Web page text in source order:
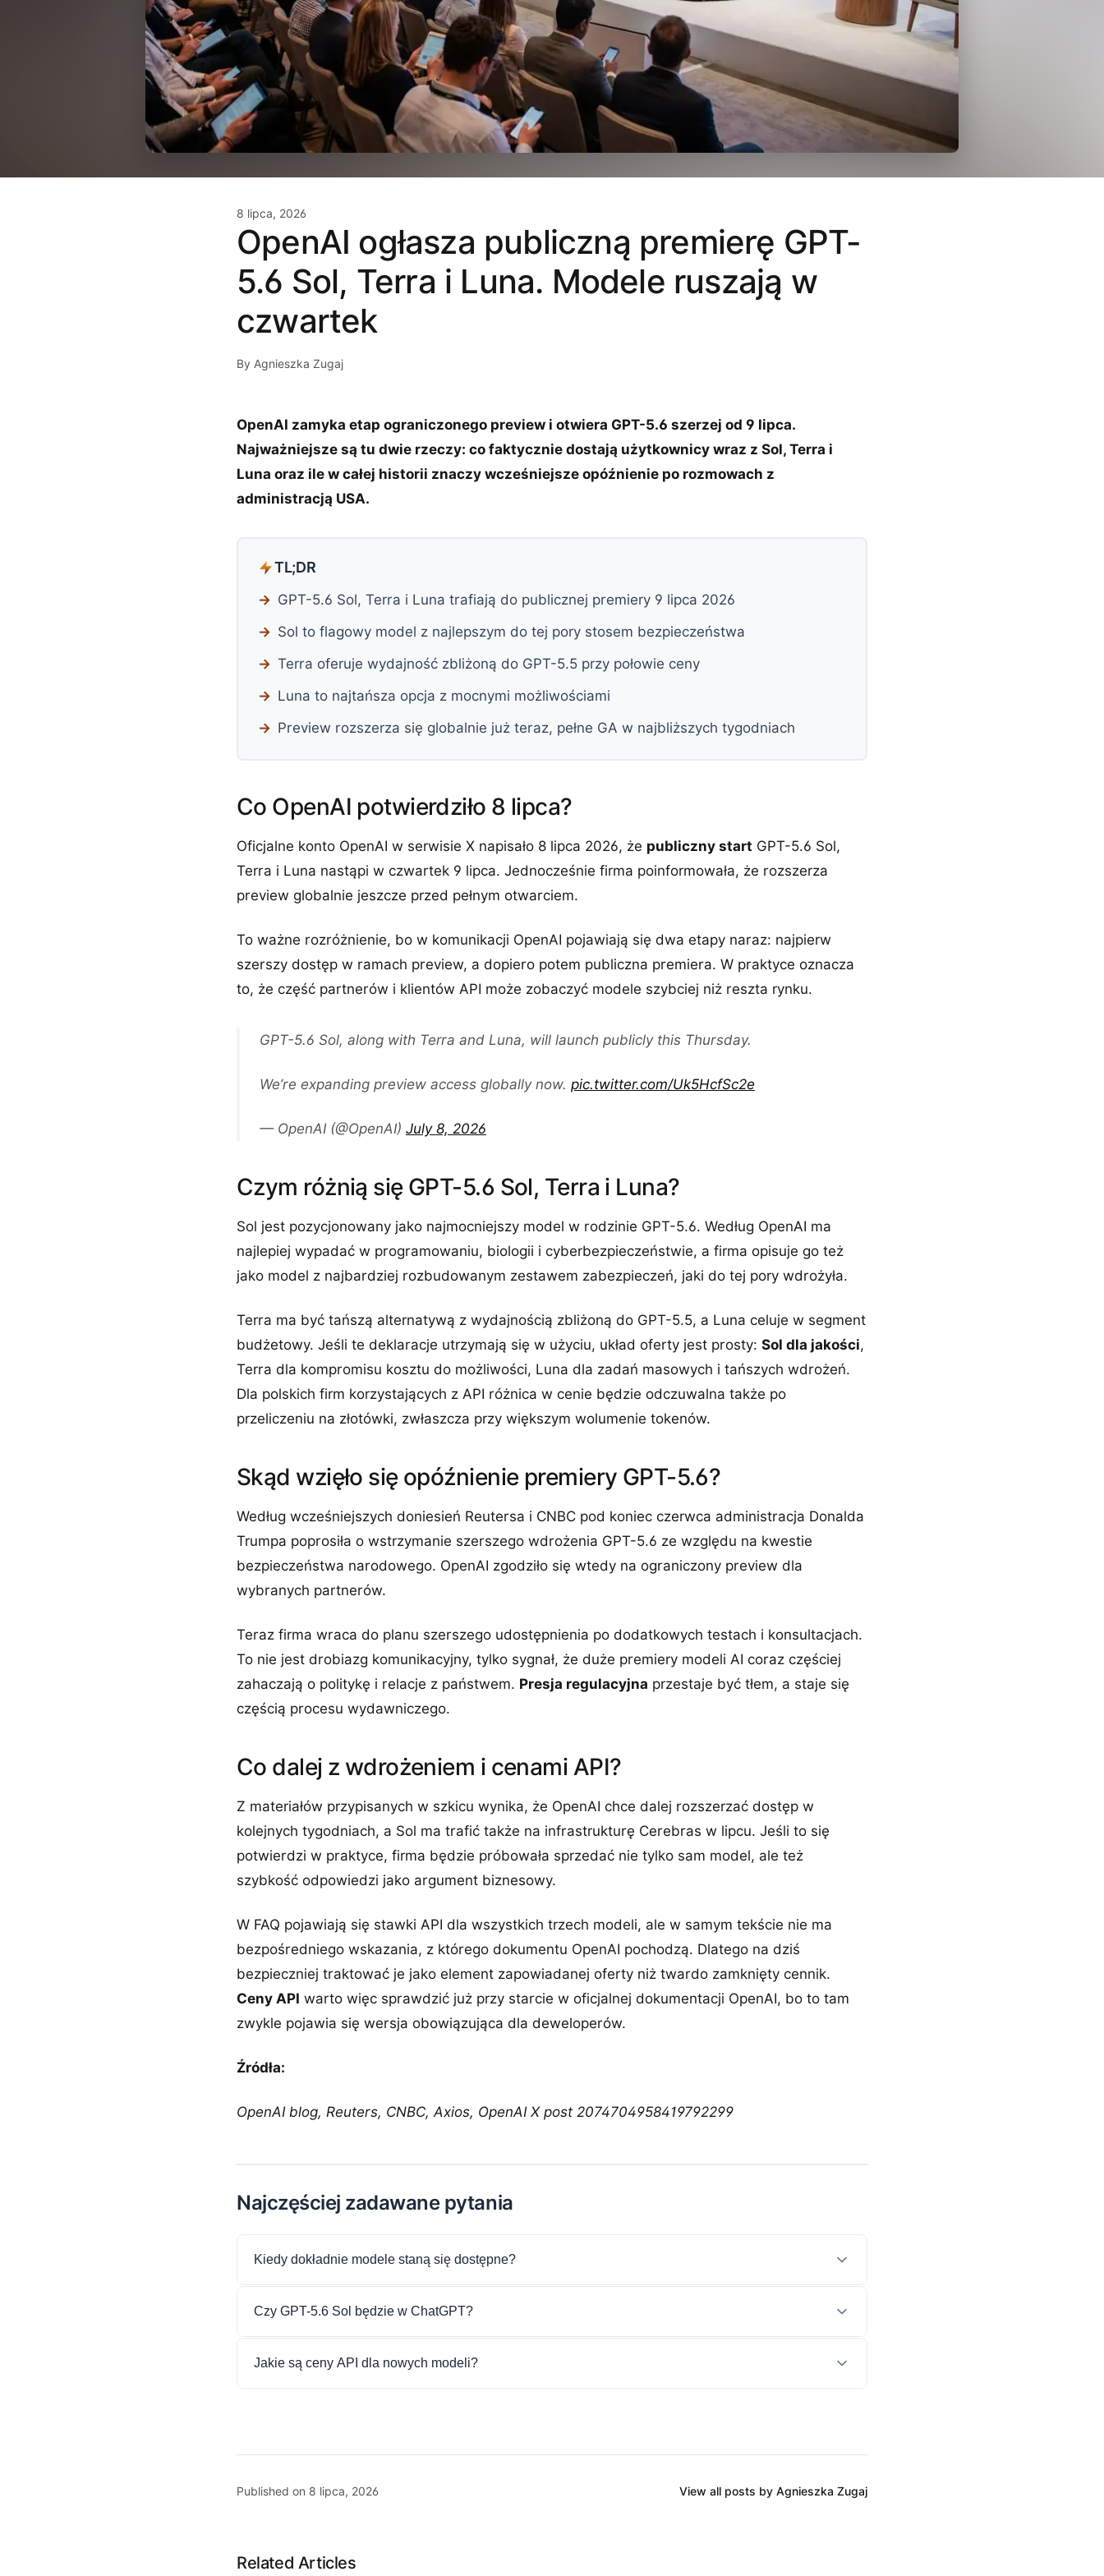
8 lipca, 2026
OpenAI ogłasza publiczną premierę GPT-
5.6 Sol, Terra i Luna. Modele ruszają w
czwartek
By Agnieszka Zugaj
OpenAI zamyka etap ograniczonego preview i otwiera GPT-5.6 szerzej od 9 lipca.
Najważniejsze są tu dwie rzeczy: co faktycznie dostają użytkownicy wraz z Sol, Terra i
Luna oraz ile w całej historii znaczy wcześniejsze opóźnienie po rozmowach z
administracją USA.
TL;DR
GPT-5.6 Sol, Terra i Luna trafiają do publicznej premiery 9 lipca 2026
Sol to flagowy model z najlepszym do tej pory stosem bezpieczeństwa
Terra oferuje wydajność zbliżoną do GPT-5.5 przy połowie ceny
Luna to najtańsza opcja z mocnymi możliwościami
Preview rozszerza się globalnie już teraz, pełne GA w najbliższych tygodniach
Co OpenAI potwierdziło 8 lipca?
Oficjalne konto OpenAI w serwisie X napisało 8 lipca 2026, że publiczny start GPT-5.6 Sol,
Terra i Luna nastąpi w czwartek 9 lipca. Jednocześnie firma poinformowała, że rozszerza
preview globalnie jeszcze przed pełnym otwarciem.
To ważne rozróżnienie, bo w komunikacji OpenAI pojawiają się dwa etapy naraz: najpierw
szerszy dostęp w ramach preview, a dopiero potem publiczna premiera. W praktyce oznacza
to, że część partnerów i klientów API może zobaczyć modele szybciej niż reszta rynku.
GPT-5.6 Sol, along with Terra and Luna, will launch publicly this Thursday.
We’re expanding preview access globally now. pic.twitter.com/Uk5HcfSc2e
— OpenAI (@OpenAI) July 8, 2026
Czym różnią się GPT-5.6 Sol, Terra i Luna?
Sol jest pozycjonowany jako najmocniejszy model w rodzinie GPT-5.6. Według OpenAI ma
najlepiej wypadać w programowaniu, biologii i cyberbezpieczeństwie, a firma opisuje go też
jako model z najbardziej rozbudowanym zestawem zabezpieczeń, jaki do tej pory wdrożyła.
Terra ma być tańszą alternatywą z wydajnością zbliżoną do GPT-5.5, a Luna celuje w segment
budżetowy. Jeśli te deklaracje utrzymają się w użyciu, układ oferty jest prosty: Sol dla jakości,
Terra dla kompromisu kosztu do możliwości, Luna dla zadań masowych i tańszych wdrożeń.
Dla polskich firm korzystających z API różnica w cenie będzie odczuwalna także po
przeliczeniu na złotówki, zwłaszcza przy większym wolumenie tokenów.
Skąd wzięło się opóźnienie premiery GPT-5.6?
Według wcześniejszych doniesień Reutersa i CNBC pod koniec czerwca administracja Donalda
Trumpa poprosiła o wstrzymanie szerszego wdrożenia GPT-5.6 ze względu na kwestie
bezpieczeństwa narodowego. OpenAI zgodziło się wtedy na ograniczony preview dla
wybranych partnerów.
Teraz firma wraca do planu szerszego udostępnienia po dodatkowych testach i konsultacjach.
To nie jest drobiazg komunikacyjny, tylko sygnał, że duże premiery modeli AI coraz częściej
zahaczają o politykę i relacje z państwem. Presja regulacyjna przestaje być tłem, a staje się
częścią procesu wydawniczego.
Co dalej z wdrożeniem i cenami API?
Z materiałów przypisanych w szkicu wynika, że OpenAI chce dalej rozszerzać dostęp w
kolejnych tygodniach, a Sol ma trafić także na infrastrukturę Cerebras w lipcu. Jeśli to się
potwierdzi w praktyce, firma będzie próbowała sprzedać nie tylko sam model, ale też
szybkość odpowiedzi jako argument biznesowy.
W FAQ pojawiają się stawki API dla wszystkich trzech modeli, ale w samym tekście nie ma
bezpośredniego wskazania, z którego dokumentu OpenAI pochodzą. Dlatego na dziś
bezpieczniej traktować je jako element zapowiadanej oferty niż twardo zamknięty cennik.
Ceny API warto więc sprawdzić już przy starcie w oficjalnej dokumentacji OpenAI, bo to tam
zwykle pojawia się wersja obowiązująca dla deweloperów.
Źródła:
OpenAI blog, Reuters, CNBC, Axios, OpenAI X post 2074704958419792299
Najczęściej zadawane pytania
Kiedy dokładnie modele staną się dostępne?
Czy GPT-5.6 Sol będzie w ChatGPT?
Jakie są ceny API dla nowych modeli?
Published on 8 lipca, 2026 View all posts by Agnieszka Zugaj
Related Articles